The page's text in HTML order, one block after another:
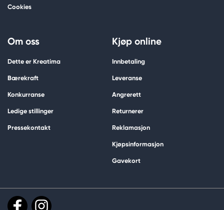
Cookies
Om oss
Dette er Kreatima
Bærekraft
Konkurranse
Ledige stillinger
Pressekontakt
Kjøp online
Innbetaling
Leveranse
Angrerett
Returnerer
Reklamasjon
Kjøpsinformasjon
Gavekort